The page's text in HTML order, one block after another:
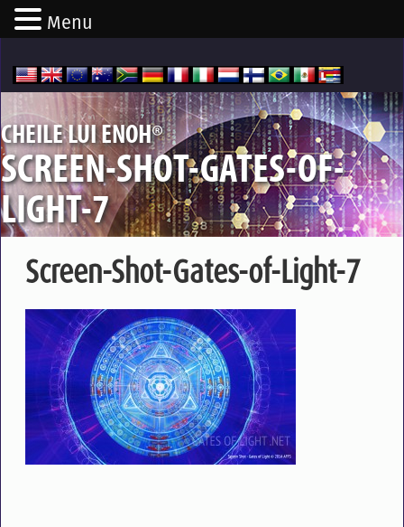
CHEILE LUI ENOH®
SCREEN-SHOT-GATES-OF-
LIGHT-7
Screen-Shot-Gates-of-Light-7
Menu